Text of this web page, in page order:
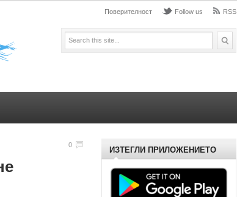
Поверителност Follow us RSS
0 ИЗТЕГЛИ ПРИЛОЖЕНИЕТО